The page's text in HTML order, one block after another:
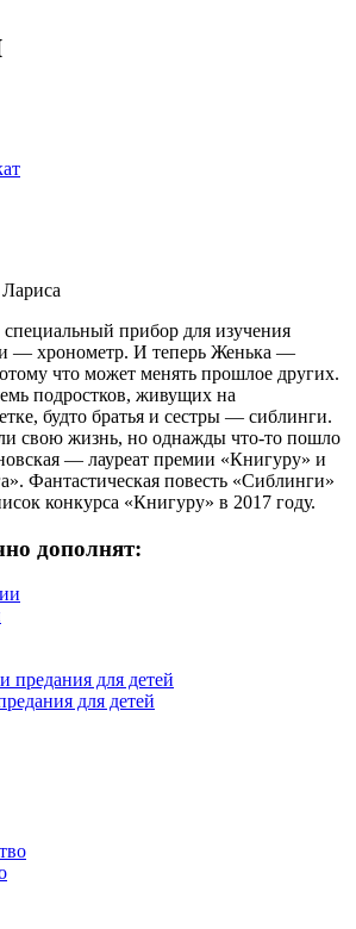
прибор для изучения
— хронометр. И теперь Женька —
что может менять прошлое других.
подростков, живущих на
будто братья и сестры — сиблинги.
свою жизнь, но однажды что-то пошло
— лауреат премии «Книгуру» и
Фантастическая повесть «Сиблинги»
конкурса «Книгуру» в 2017 году.
дополнят:
для детей